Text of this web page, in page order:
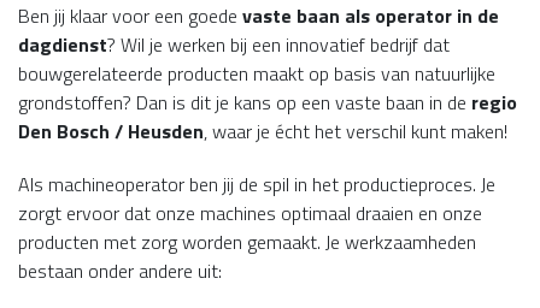
Ben jij klaar voor een goede vaste baan als operator in de
dagdienst? Wil je werken bij een innovatief bedrijf dat
bouwgerelateerde producten maakt op basis van natuurlijke
grondstoffen? Dan is dit je kans op een vaste baan in de regio
Den Bosch / Heusden, waar je écht het verschil kunt maken!
Als machineoperator ben jij de spil in het productieproces. Je
zorgt ervoor dat onze machines optimaal draaien en onze
producten met zorg worden gemaakt. Je werkzaamheden
bestaan onder andere uit: